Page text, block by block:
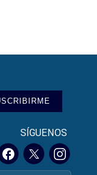
SÍGUENOS